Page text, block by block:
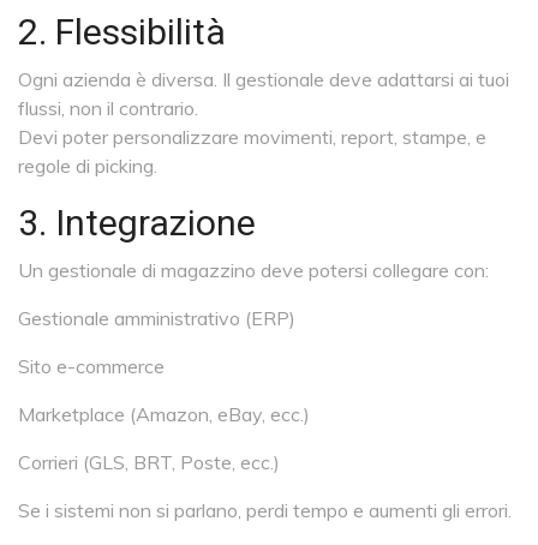
2. Flessibilità
Ogni azienda è diversa. Il gestionale deve adattarsi ai tuoi
flussi, non il contrario.
Devi poter personalizzare movimenti, report, stampe, e
regole di picking.
3. Integrazione
Un gestionale di magazzino deve potersi collegare con:
Gestionale amministrativo (ERP)
Sito e-commerce
Marketplace (Amazon, eBay, ecc.)
Corrieri (GLS, BRT, Poste, ecc.)
Se i sistemi non si parlano, perdi tempo e aumenti gli errori.